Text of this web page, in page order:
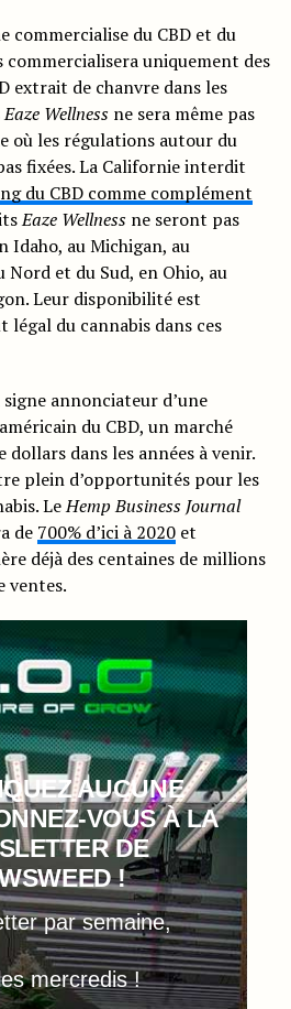
commercialise du CBD et du
commercialisera uniquement des
extrait de chanvre dans les
Eaze Wellnessne sera même pas
où les régulations autour du
fixées. La Californie interdit
du CBD comme complément
Eaze Wellness ne seront pas
Idaho, au Michigan, au
Nord et du Sud, en Ohio, au
Leur disponibilité est
du cannabis dans ces
annonciateur d’une
du CBD, un marché
dollars dans les années à venir.
plein d’opportunités pour les
LeHemp Business Journal
de 700% d’ici à 2020et
déjà des centaines de millions
ventes.
AUCUNE
VOUS À LA
DE
!
par semaine,
mercredis !